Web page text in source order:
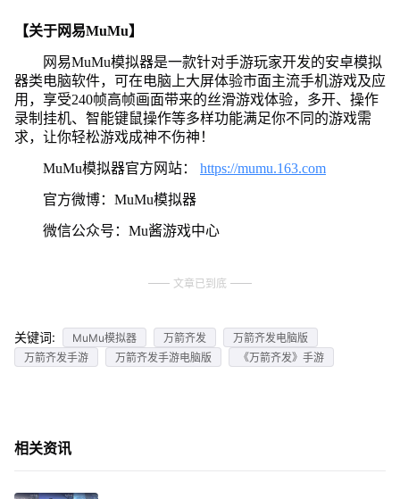
【关于网易MuMu】
网易MuMu模拟器是一款针对手游玩家开发的安卓模拟
器类电脑软件，可在电脑上大屏体验市面主流手机游戏及应
用，享受240帧高帧画面带来的丝滑游戏体验，多开、操作
录制挂机、智能键鼠操作等多样功能满足你不同的游戏需
求，让你轻松游戏成神不伤神！
MuMu模拟器官方网站： https://mumu.163.com
官方微博：MuMu模拟器
微信公众号：Mu酱游戏中心
文章已到底
关键词: MuMu模拟器 万箭齐发
万箭齐发电脑版
万箭齐发手游
万箭齐发手游电脑版 《万箭齐发》手游
相关资讯